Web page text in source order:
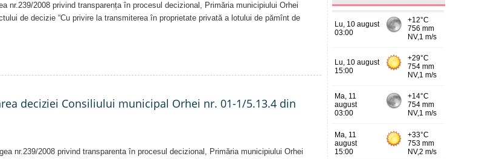
nr.239/2008 privind transparența în procesul decizional, Primăria municipiului Orhei
de decizie “Cu privire la transmiterea în proprietate privată a lotului de pămînt de
deciziei Consiliului municipal Orhei nr. 01-1/5.13.4 din
nr.239/2008 privind transparenta în procesul decizional, Primăria municipiului Orhei